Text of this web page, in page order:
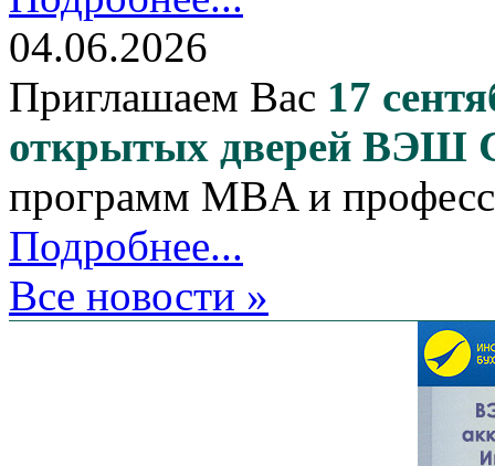
04.06.2026
Приглашаем Вас 17
открытых дверей ВЭШ
программ MBA и
Подробнее...
Все новости »